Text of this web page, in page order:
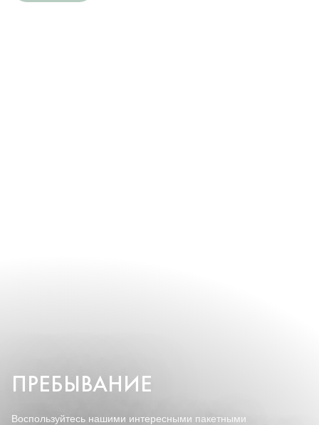
ПРЕБЫВАНИЕ
Воспользуйтесь нашими интересными пакетными